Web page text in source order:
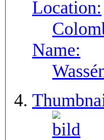
Location:
Name: